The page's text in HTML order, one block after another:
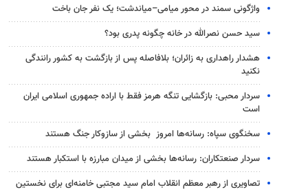
واژگونی سمند در محور میامی–میاندشت؛ یک نفر جان باخت
سید حسن نصرالله در خانه چگونه پدری بود؟
هشدار راهداری به زائران؛ بلافاصله پس از بازگشت به کشور رانندگی
نکنید
سردار محبی: بازگشایی تنگه‌ هرمز فقط با اراده جمهوری اسلامی ایران
است
سخنگوی سپاه: رسانه‌ها امروز بخشی از سازوکار جنگ هستند
سردار صنعتکاران: رسانه‌ها بخشی از میدان مبارزه با استکبار هستند
تصاویری از رهبر معظم انقلاب امام سید مجتبی خامنه‌ای برای نخستین